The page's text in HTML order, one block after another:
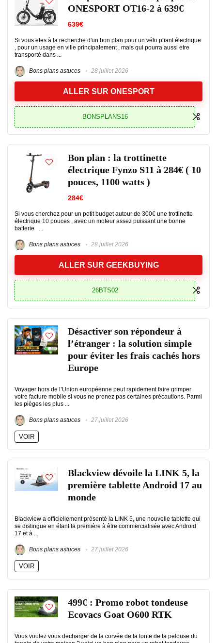
ONESPORT OT16-2 à 639€
639€
Si vous etes à la recherche d'un bon plan pour un vélo pliant électrique
, pour un usage en ville principalement , mais qui pourra aussi etre
transporté dans ...
Bons plans astuces 28 juillet 2026
ALLER SUR ONESPORT
BONSPLANS16
Bon plan : la trottinette
électrique Fynzo S11 à 284€ ( 10
pouces, 1100 watts )
284€
Si vous cherchez pour un petit budget autour de 300€ une trottinette
électrique 10 pouces , avec un moteur assez puissant une bonne
batterie ...
Bons plans astuces 28 juillet 2026
ALLER SUR GEEKBUYING
26BTS02
Désactiver son répondeur à
l’étranger : la solution simple
pour éviter les frais cachés hors
Europe
Voyager hors de l’Union européenne peut rapidement faire grimper
votre facture mobile si vous ne prenez pas certaines précautions. Parmi
les pièges les plus ...
Bons plans astuces 27 juillet 2026
VOIR
Blackview dévoile la LINK 5, la
première tablette Android 17 au
monde
Blackview a officiellement présenté la LINK 5, une nouvelle tablette qui
se distingue en étant la première à être commercialisée avec Android
17 et à ...
Bons plans astuces 27 juillet 2026
VOIR
499€ : Promo robot tondeuse
Ecovacs Goat O600 RTK
Vous voulez vous decharger de la corvée de la tonte de la pelouse du